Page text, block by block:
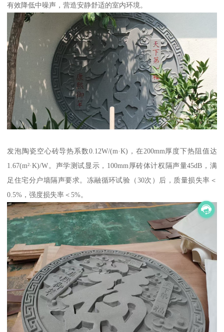
有效降低中噪声，营造安静舒适的室内环境。
发泡陶瓷空心砖导热系数0.12W/(m·K)，在200mm厚度下热阻值达
1.67(m²·K)/W。声学测试显示，100mm厚砖体计权隔声量45dB，满
足住宅分户墙隔声要求。冻融循环试验（30次）后，质量损失率＜
0.5%，强度损失率＜5%。